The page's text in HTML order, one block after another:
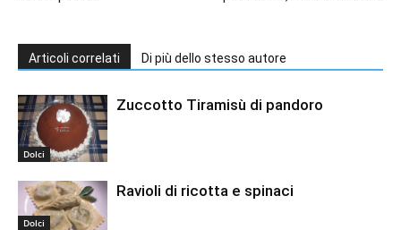
Articoli correlati Di più dello stesso autore
Dolci
Zuccotto Tiramisù di pandoro
Dolci
Ravioli di ricotta e spinaci